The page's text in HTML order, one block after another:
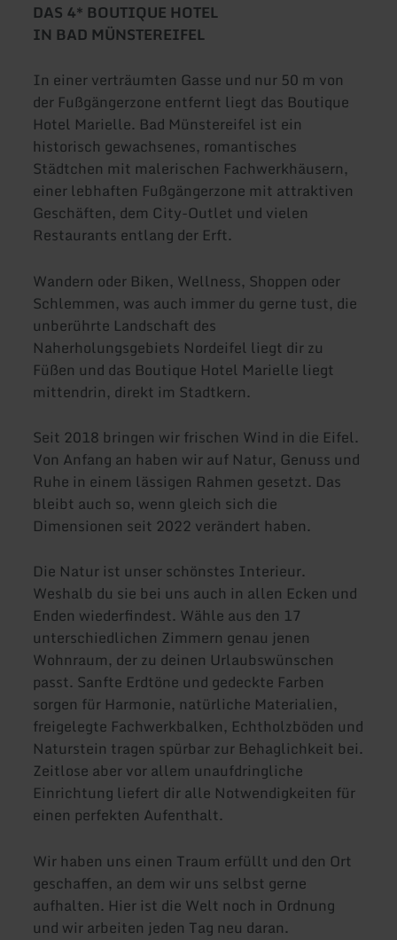
DAS 4* BOUTIQUE HOTEL
IN BAD MÜNSTEREIFEL
In einer verträumten Gasse und nur 50 m von
der Fußgängerzone entfernt liegt das Boutique
Hotel Marielle. Bad Münstereifel ist ein
historisch gewachsenes, romantisches
Städtchen mit malerischen Fachwerkhäusern,
einer lebhaften Fußgängerzone mit attraktiven
Geschäften, dem City-Outlet und vielen
Restaurants entlang der Erft.
Wandern oder Biken, Wellness, Shoppen oder
Schlemmen, was auch immer du gerne tust, die
unberührte Landschaft des
Naherholungsgebiets Nordeifel liegt dir zu
Füßen und das Boutique Hotel Marielle liegt
mittendrin, direkt im Stadtkern.
Seit 2018 bringen wir frischen Wind in die Eifel.
Von Anfang an haben wir auf Natur, Genuss und
Ruhe in einem lässigen Rahmen gesetzt. Das
bleibt auch so, wenn gleich sich die
Dimensionen seit 2022 verändert haben.
Die Natur ist unser schönstes Interieur.
Weshalb du sie bei uns auch in allen Ecken und
Enden wiederfindest. Wähle aus den 17
unterschiedlichen Zimmern genau jenen
Wohnraum, der zu deinen Urlaubswünschen
passt. Sanfte Erdtöne und gedeckte Farben
sorgen für Harmonie, natürliche Materialien,
freigelegte Fachwerkbalken, Echtholzböden und
Naturstein tragen spürbar zur Behaglichkeit bei.
Zeitlose aber vor allem unaufdringliche
Einrichtung liefert dir alle Notwendigkeiten für
einen perfekten Aufenthalt.
Wir haben uns einen Traum erfüllt und den Ort
geschaffen, an dem wir uns selbst gerne
aufhalten. Hier ist die Welt noch in Ordnung
und wir arbeiten jeden Tag neu daran.